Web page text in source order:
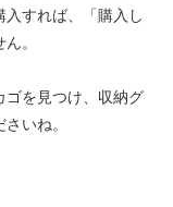
すれば、「購入し
。
を見つけ、収納グ
いね。